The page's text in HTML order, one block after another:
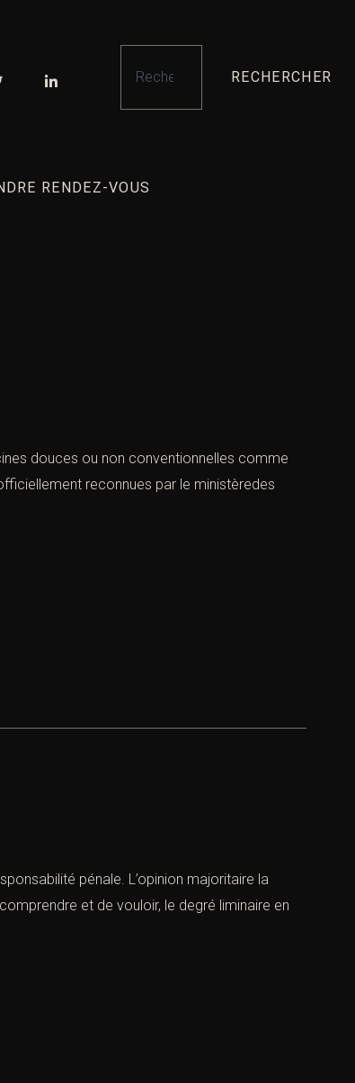
RECHERCHER
RENDEZ-VOUS
douces ou non conventionnelles comme
reconnues par le ministèredes
pénale. L’opinion majoritaire la
et de vouloir, le degré liminaire en